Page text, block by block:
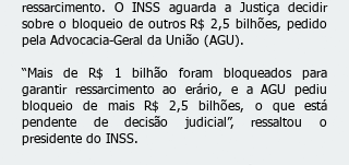
ressarcimento. O INSS aguarda a Justiça decidir
sobre o bloqueio de outros R$ 2,5 bilhões, pedido
pela Advocacia-Geral da União (AGU).
“Mais de R$ 1 bilhão foram bloqueados para
garantir ressarcimento ao erário, e a AGU pediu
bloqueio de mais R$ 2,5 bilhões, o que está
pendente de decisão judicial”, ressaltou o
presidente do INSS.